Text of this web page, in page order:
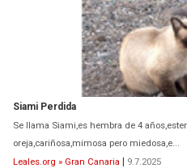
oreja,cariñosa,mimosa pero miedosa,e...
Leales.org » Gran Canaria | 9.7.2025
ADOPCIÓN URGENTE GATA TEROR